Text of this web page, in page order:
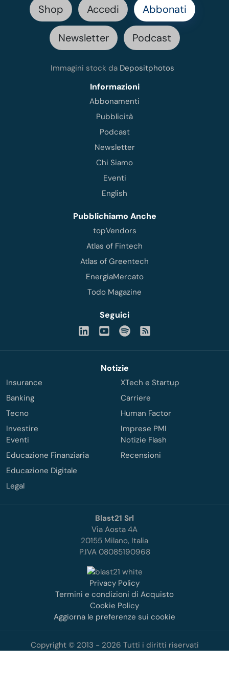
Shop Accedi Abbonati
Newsletter Podcast
Immagini stock da Depositphotos
Informazioni
Abbonamenti
Pubblicità
Podcast
Newsletter
Chi Siamo
Eventi
English
Pubblichiamo Anche
topVendors
Atlas of Fintech
Atlas of Greentech
EnergiaMercato
Todo Magazine
Seguici
Notizie
Insurance
Banking
Tecno
Investire
XTech e Startup
Carriere
Human Factor
Imprese PMI
Eventi
Educazione Finanziaria
Educazione Digitale
Legal
Notizie Flash
Recensioni
Blast21 Srl
Via Aosta 4A
20155 Milano, Italia
P.IVA 08085190968
Privacy Policy
Termini e condizioni di Acquisto
Cookie Policy
Aggiorna le preferenze sui cookie
Copyright © 2013 - 2026 Tutti i diritti riservati